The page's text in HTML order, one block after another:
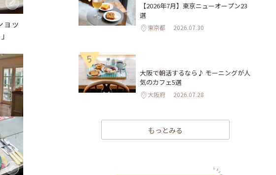
ョッ
【2026年7月】東京ニューオープン23
選
東京都 2026.07.30
5
大阪で朝活するなら♪ モーニングが人
気のカフェ5選
大阪府 2026.07.28
もっとみる